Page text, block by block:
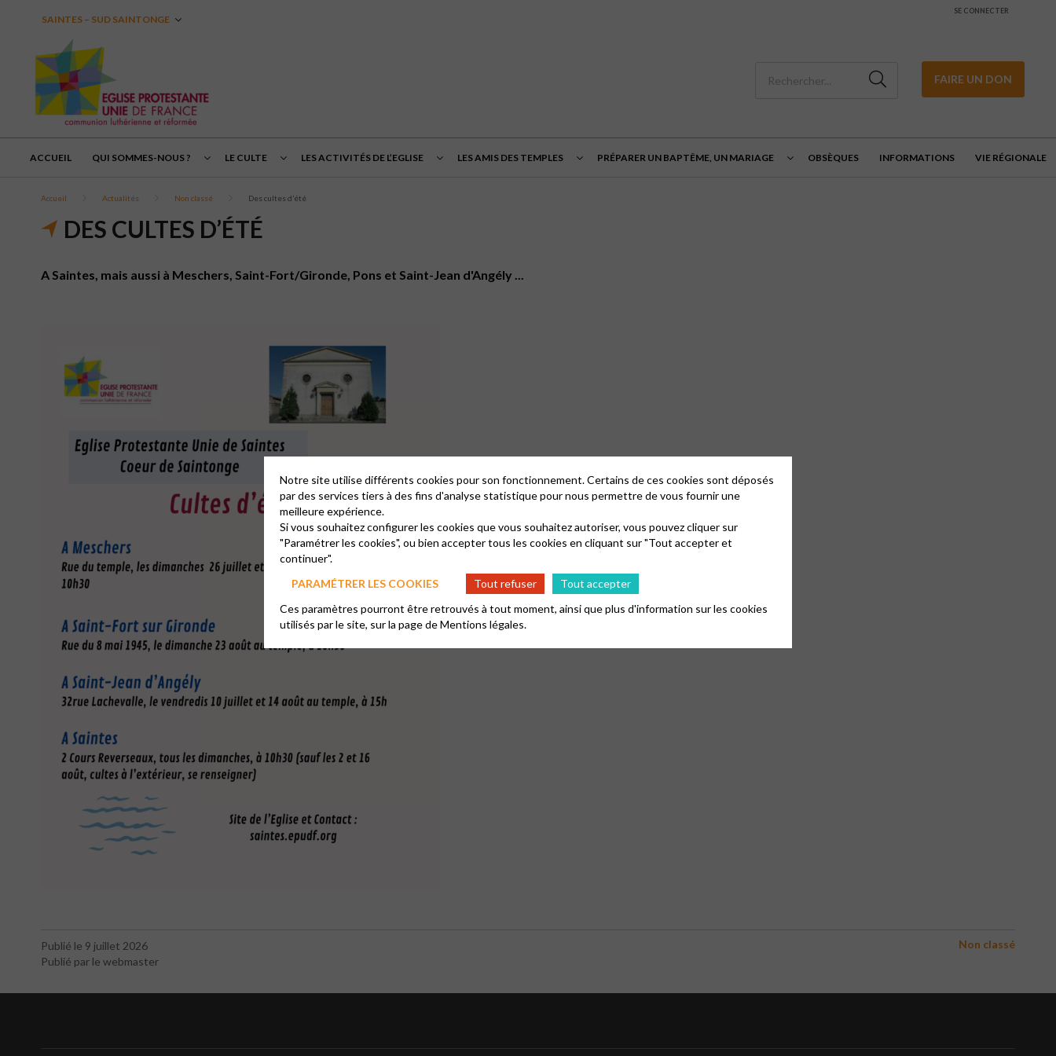
SAINTES – SUD SAINTONGE
SE CONNECTER
FAIRE UN DON
ACCUEIL QUI SOMMES-NOUS ? LE CULTE LES ACTIVITÉS DE L’EGLISE LES AMIS DES TEMPLES PRÉPARER UN BAPTÊME, UN MARIAGE OBSÈQUES INFORMATIONS VIE RÉGIONALE
Accueil Actualités Non classé Des cultes d’été
DES CULTES D’ÉTÉ
A Saintes, mais aussi à Meschers, Saint-Fort/Gironde, Pons et Saint-Jean d'Angély ...
Publié le 9 juillet 2026
Publié par le webmaster
Non classé
Notre site utilise différents cookies pour son fonctionnement. Certains de ces cookies sont déposés
par des services tiers à des fins d'analyse statistique pour nous permettre de vous fournir une
meilleure expérience.
Si vous souhaitez configurer les cookies que vous souhaitez autoriser, vous pouvez cliquer sur
"Paramétrer les cookies", ou bien accepter tous les cookies en cliquant sur "Tout accepter et
continuer".
PARAMÉTRER LES COOKIES
Tout refuser
Tout accepter
Ces paramètres pourront être retrouvés à tout moment, ainsi que plus d'information sur les cookies
utilisés par le site, sur la page deMentions légales.